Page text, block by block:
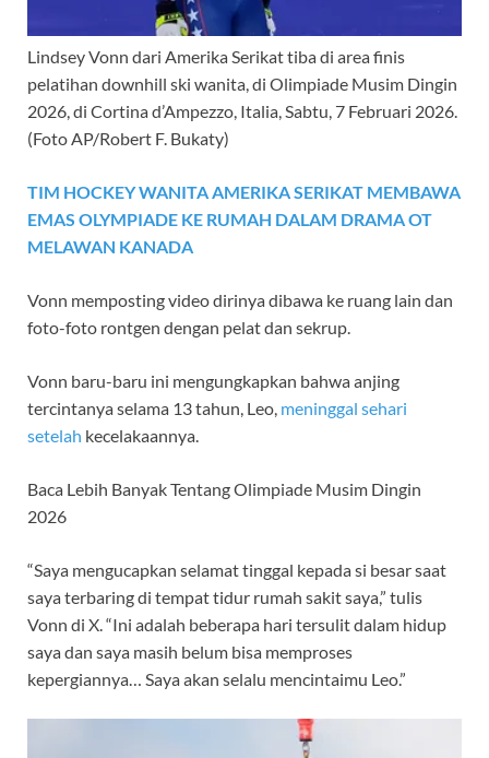
Lindsey Vonn dari Amerika Serikat tiba di area finis
pelatihan downhill ski wanita, di Olimpiade Musim Dingin
2026, di Cortina d’Ampezzo, Italia, Sabtu, 7 Februari 2026.
(Foto AP/Robert F. Bukaty)
TIM HOCKEY WANITA AMERIKA SERIKAT MEMBAWA
EMAS OLYMPIADE KE RUMAH DALAM DRAMA OT
MELAWAN KANADA
Vonn memposting video dirinya dibawa ke ruang lain dan
foto-foto rontgen dengan pelat dan sekrup.
Vonn baru-baru ini mengungkapkan bahwa anjing
tercintanya selama 13 tahun, Leo, meninggal sehari
setelah kecelakaannya.
Baca Lebih Banyak Tentang Olimpiade Musim Dingin
2026
“Saya mengucapkan selamat tinggal kepada si besar saat
saya terbaring di tempat tidur rumah sakit saya,” tulis
Vonn di X. “Ini adalah beberapa hari tersulit dalam hidup
saya dan saya masih belum bisa memproses
kepergiannya… Saya akan selalu mencintaimu Leo.”